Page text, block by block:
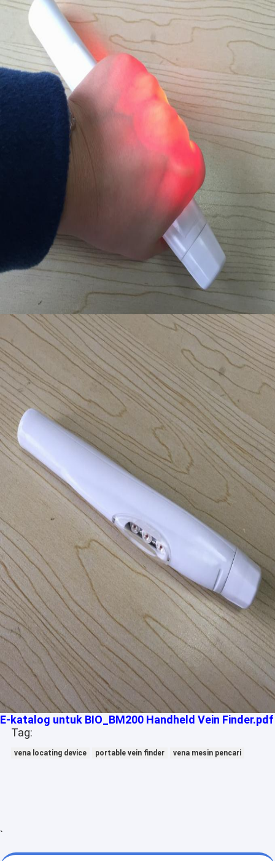
Rumah
Produk
Tentang kami
Tur Pabrik
Kontrol kualitas
Hubungi kami
Berita
kasus
Shopping Online
Portabel USG Scanner
Handheld Ultrasound Scanner
Hewan Ultrasound Scanner
Inframerah Vein Finder
E-katalog untuk BIO_BM200 Handheld Vein Finder.pdf
Tag:
vena locating device portable vein finder vena mesin pencari
`